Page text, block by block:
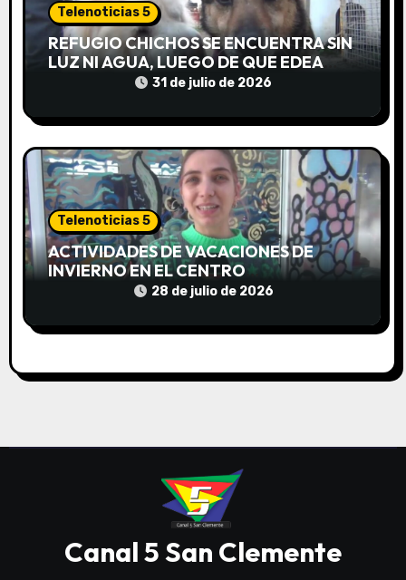
a
d
s
Telenoticias 5
REFUGIO CHICHOS SE ENCUENTRA SIN
LUZ NI AGUA, LUEGO DE QUE EDEA
CORTARA EL SUMINISTRO SIN AVISO
31 de julio de 2026
Telenoticias 5
ACTIVIDADES DE VACACIONES DE
INVIERNO EN EL CENTRO
COMUNITARIO EL TALA
28 de julio de 2026
Canal 5 San Clemente